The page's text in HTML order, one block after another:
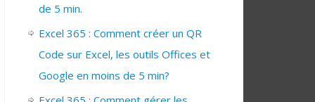
de 5 min.
Excel 365 : Comment créer un QR
Code sur Excel, les outils Offices et
Google en moins de 5 min?